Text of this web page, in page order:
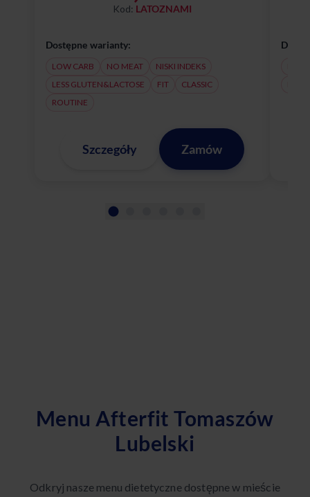
Kod: LATOZNAMI
Dostępne warianty:
LOW CARB NO MEAT
NISKI INDEKS
LESS GLUTEN&LACTOSE
FIT
CLASSIC
ROUTINE
Szczegóły Zamów
Menu Afterfit Tomaszów
Lubelski
Odkryj nasze menu dietetyczne dostępne w mieście